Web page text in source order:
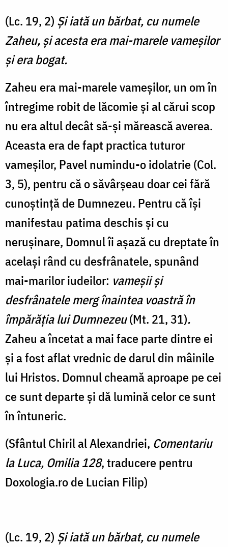
(Lc. 19, 2) Şi iată un bărbat, cu numele
Zaheu, şi acesta era mai-marele vameşilor
şi era bogat.
Zaheu era mai-marele vameșilor, un om în
întregime robit de lăcomie și al cărui scop
nu era altul decât să-și mărească averea.
Aceasta era de fapt practica tuturor
vameșilor, Pavel numindu-o idolatrie (Col.
3, 5), pentru că o săvârșeau doar cei fără
cunoștință de Dumnezeu. Pentru că își
manifestau patima deschis și cu
nerușinare, Domnul îi așază cu dreptate în
același rând cu desfrânatele, spunând
mai-marilor iudeilor: vameșii și
desfrânatele merg înaintea voastră în
împărăția lui Dumnezeu(Mt. 21, 31).
Zaheu a încetat a mai face parte dintre ei
și a fost aflat vrednic de darul din mâinile
lui Hristos. Domnul cheamă aproape pe cei
ce sunt departe și dă lumină celor ce sunt
în întuneric.
(Sfântul Chiril al Alexandriei, Comentariu
la Luca, Omilia 128, traducere pentru
Doxologia.ro de Lucian Filip)
(Lc. 19, 2) Şi iată un bărbat, cu numele